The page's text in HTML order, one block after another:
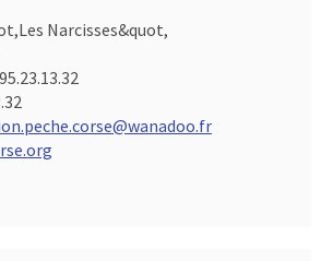
Narcisses&quot,